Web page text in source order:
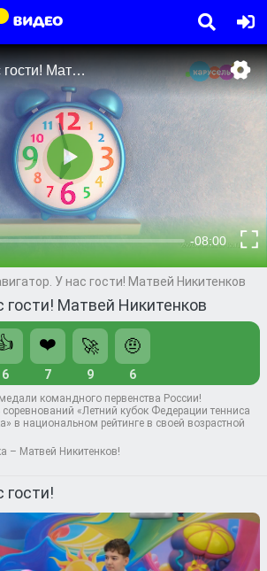
У нас гости! Матвей Никитенков
гости! Матвей Никитенков
6
❤️
7
🚀
9
🤨
6
командного первенства России!
«Летний кубок Федерации тенниса
в национальном рейтинге в своей возрастной
– Матвей Никитенков!
гости!